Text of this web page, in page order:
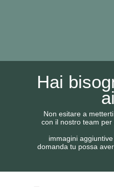
Hai
Non esitare a
con il nostro team per
immagini
domanda tu possa